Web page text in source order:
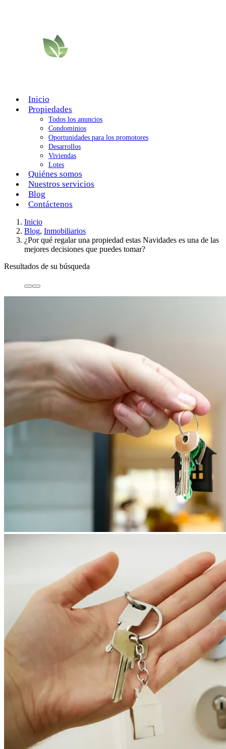
Inicio
Propiedades
Todos los anuncios
Condominios
Oportunidades para los promotores
Desarrollos
Viviendas
Lotes
Quiénes somos
Nuestros servicios
Blog
Contáctenos
Inicio
Blog, Inmobiliarios
¿Por qué regalar una propiedad estas Navidades es una de las
mejores decisiones que puedes tomar?
Resultados de su búsqueda